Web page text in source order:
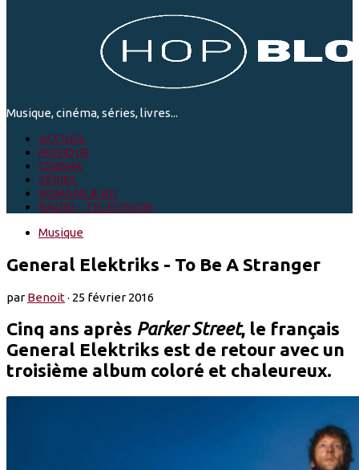
Musique, cinéma, séries, livres...
ACCUEIL
MUSIQUE
CINEMA
SÉRIES
ROMANS & BD
RADIO - TELEVISION
Musique
General Elektriks - To Be A Stranger
parBenoit· 25 février 2016
Cinq ans après Parker Street, le français
General Elektriks est de retour avec un
troisième album coloré et chaleureux.